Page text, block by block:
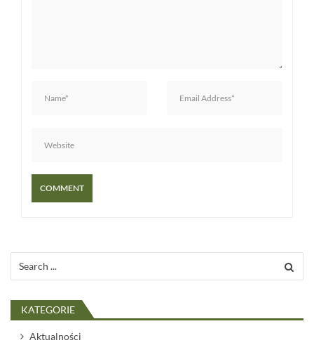
for:
KATEGORIE
Aktualności